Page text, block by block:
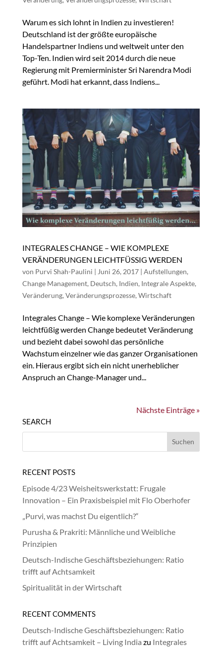
Warum es sich lohnt in Indien zu investieren!
Deutschland ist der größte europäische
Handelspartner Indiens und weltweit unter den
Top-Ten. Indien wird seit 2014 durch die neue
Regierung mit Premierminister Sri Narendra Modi
geführt. Modi hat erkannt, dass Indiens...
INTEGRALES CHANGE – WIE KOMPLEXE
VERÄNDERUNGEN LEICHTFÜSSIG WERDEN
von Purvi Shah-Paulini | Juni 26, 2017| Aufstellungen,
Change Management, Deutsch, Indien, Integrale Aspekte,
Veränderung, Veränderungsprozesse, Wirtschaft
Integrales Change – Wie komplexe Veränderungen
leichtfüßig werden Change bedeutet Veränderung
und bezieht dabei sowohl das persönliche
Wachstum einzelner wie das ganzer Organisationen
ein. Hieraus ergibt sich ein nicht unerheblicher
Anspruch an Change-Manager und...
Nächste Einträge »
SEARCH
RECENT POSTS
Episode 4/23 Weisheitswerkstatt: Frugale
Innovation – Ein Praxisbeispiel mit Flo Oberhofer
„Purvi, was machst Du eigentlich?“
Purusha & Prakriti: Männliche und Weibliche
Prinzipien
Deutsch-Indische Geschäftsbeziehungen: Ratio
trifft auf Achtsamkeit
Spiritualität in der Wirtschaft
RECENT COMMENTS
Deutsch-Indische Geschäftsbeziehungen: Ratio
trifft auf Achtsamkeit – Living India zu Integrales